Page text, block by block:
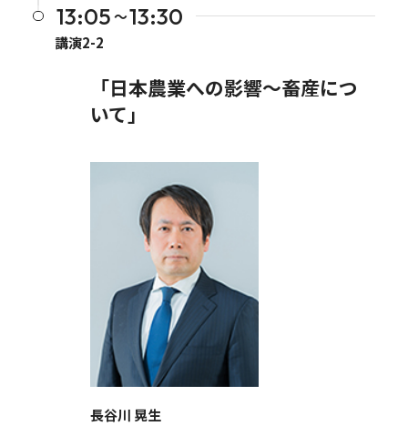
13:05〜13:30
講演2-2
「日本農業への影響～畜産につ
いて」
長谷川 晃生